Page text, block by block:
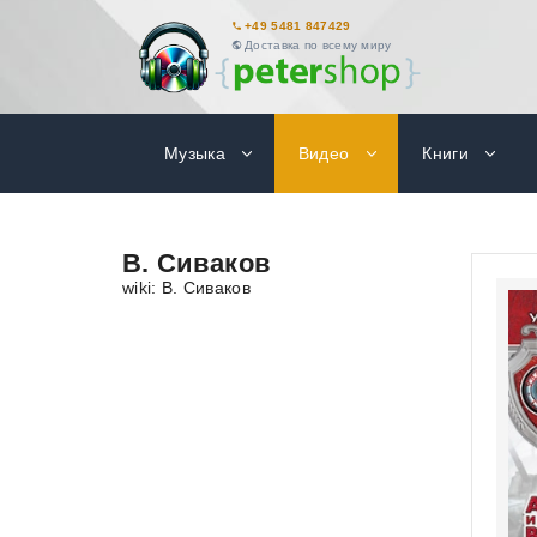
+49 5481 847429
Доставка по всему миру
Музыка Видео Книги
В. Сиваков
wiki: В. Сиваков